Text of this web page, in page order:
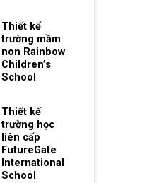
Thiết kế
trường mầm
non Rainbow
Children’s
School
Thiết kế
trường học
liên cấp
FutureGate
International
School